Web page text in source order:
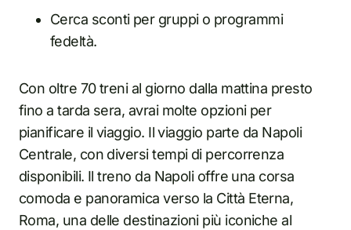
Cerca sconti per gruppi o programmi
fedeltà.
Con oltre 70 treni al giorno dalla mattina presto
fino a tarda sera, avrai molte opzioni per
pianificare il viaggio. Il viaggio parte da Napoli
Centrale, con diversi tempi di percorrenza
disponibili. Il treno da Napoli offre una corsa
comoda e panoramica verso la Città Eterna,
Roma, una delle destinazioni più iconiche al